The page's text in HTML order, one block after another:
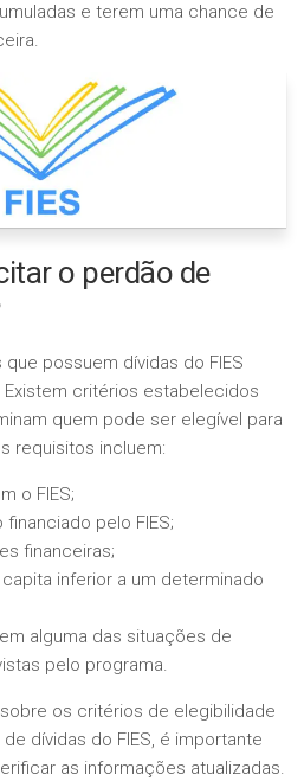
e terem uma chance de
o perdão de
possuem dívidas do FIES
critérios estabelecidos
quem pode ser elegível para
requisitos incluem:
o FIES;
pelo FIES;
financeiras;
inferior a um determinado
alguma das situações de
pelo programa.
os critérios de elegibilidade
dívidas do FIES, é importante
as informações atualizadas.